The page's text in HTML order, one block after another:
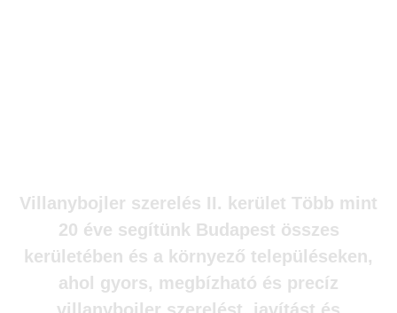
Villanybojler szerelés II. kerület Több mint
20 éve segítünk Budapest összes
kerületében és a környező településeken,
ahol gyors, megbízható és precíz